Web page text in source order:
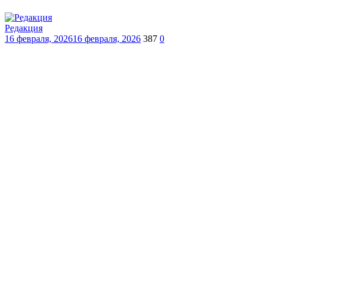
Редакция
16 февраля, 202616 февраля, 2026 387 0